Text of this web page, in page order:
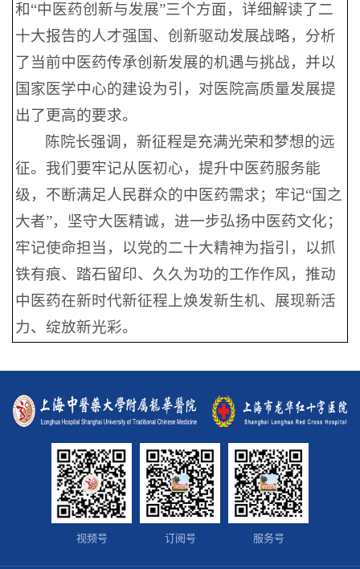
和“中医药创新与发展”三个方面，详细解读了二
十大报告的人才强国、创新驱动发展战略，分析
了当前中医药传承创新发展的机遇与挑战，并以
国家医学中心的建设为引，对医院高质量发展提
出了更高的要求。
陈院长强调，新征程是充满光荣和梦想的远
征。我们要牢记从医初心，提升中医药服务能
级，不断满足人民群众的中医药需求；牢记“国之
大者”，坚守大医精诚，进一步弘扬中医药文化；
牢记使命担当，以党的二十大精神为指引，以抓
铁有痕、踏石留印、久久为功的工作作风，推动
中医药在新时代新征程上焕发新生机、展现新活
力、绽放新光彩。
视频号 订阅号 服务号